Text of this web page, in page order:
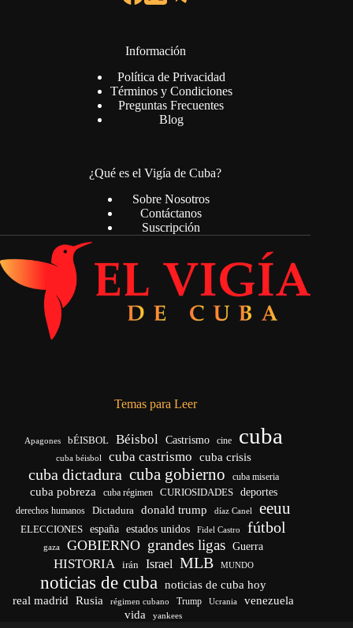
Información
Política de Privacidad
Términos y Condiciones
Preguntas Frecuentes
Blog
¿Qué es el Vigía de Cuba?
Sobre Nosotros
Contáctanos
Suscripción
Temas para Leer
Apagones bÉISBOL Béisbol Castrismo cine cuba
cuba béisbol cuba castrismo cuba crisis
cuba dictadura cuba gobierno cuba miseria
cuba pobreza cuba régimen CURIOSIDADES deportes
derechos humanos Dictadura donald trump díaz Canel eeuu
ELECCIONES españa estados unidos Fidel Castro fútbol
gaza GOBIERNO grandes ligas Guerra
HISTORIA irán Israel MLB MUNDO
noticias de cuba
noticias de cuba hoy
real madrid
Rusia régimen cubano Trump Ucrania venezuela
vida yankees